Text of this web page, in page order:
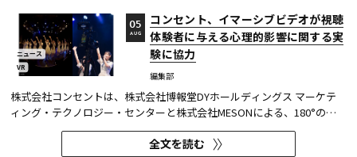
ニュース
VR
コンセント、イマーシブビデオが視聴
体験者に与える心理的影響に関する実
験に協力
編集部
05
AUG
株式会社コンセントは、株式会社博報堂DYホールディングス マーケテ
ィング・テクノロジー・センターと株式会社MESONによる、180°の視
野角のImmersive Video（以下、イマーシブビデオ）を実験刺激に用い
た心理実験に協力し、そのプレプリント論文が2026年6月8日にarXivで
全文を読む